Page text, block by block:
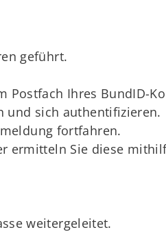
geführt.
Postfach Ihres BundID-
und sich authentifizieren.
fortfahren.
ermitteln Sie diese
weitergeleitet.